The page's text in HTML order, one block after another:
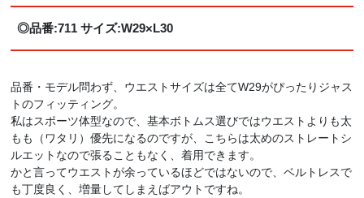
◎品番:711 サイズ:W29×L30
品番・モデル問わず、ウエストサイズは全てW29がぴったりジャス
トのフィッティング。
私はスポーツ体型なので、基本ボトムス選びではウエストよりも太
もも（ワタリ）優先になるのですが、こちらは太めのストレートシ
ルエットなので張ることもなく、着用できます。
かと言ってウエストが余っているほどではないので、ベルトレスで
も丁度良く、増量してしまえばアウトですね。